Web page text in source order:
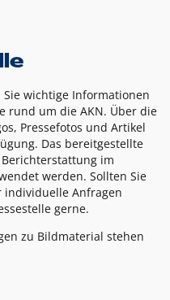
wichtige Informationen
rund um die AKN. Über die
Pressefotos und Artikel
Das bereitgestellte
im
werden. Sollten Sie
individuelle Anfragen
gerne.
zu Bildmaterial stehen